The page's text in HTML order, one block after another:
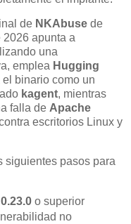
de NKAbuse de
2026 apunta a
una
emplea Hugging
binario como un
kagent, mientras
falla de Apache
escritorios Linux y
siguientes pasos para
0.23.0o superior
no